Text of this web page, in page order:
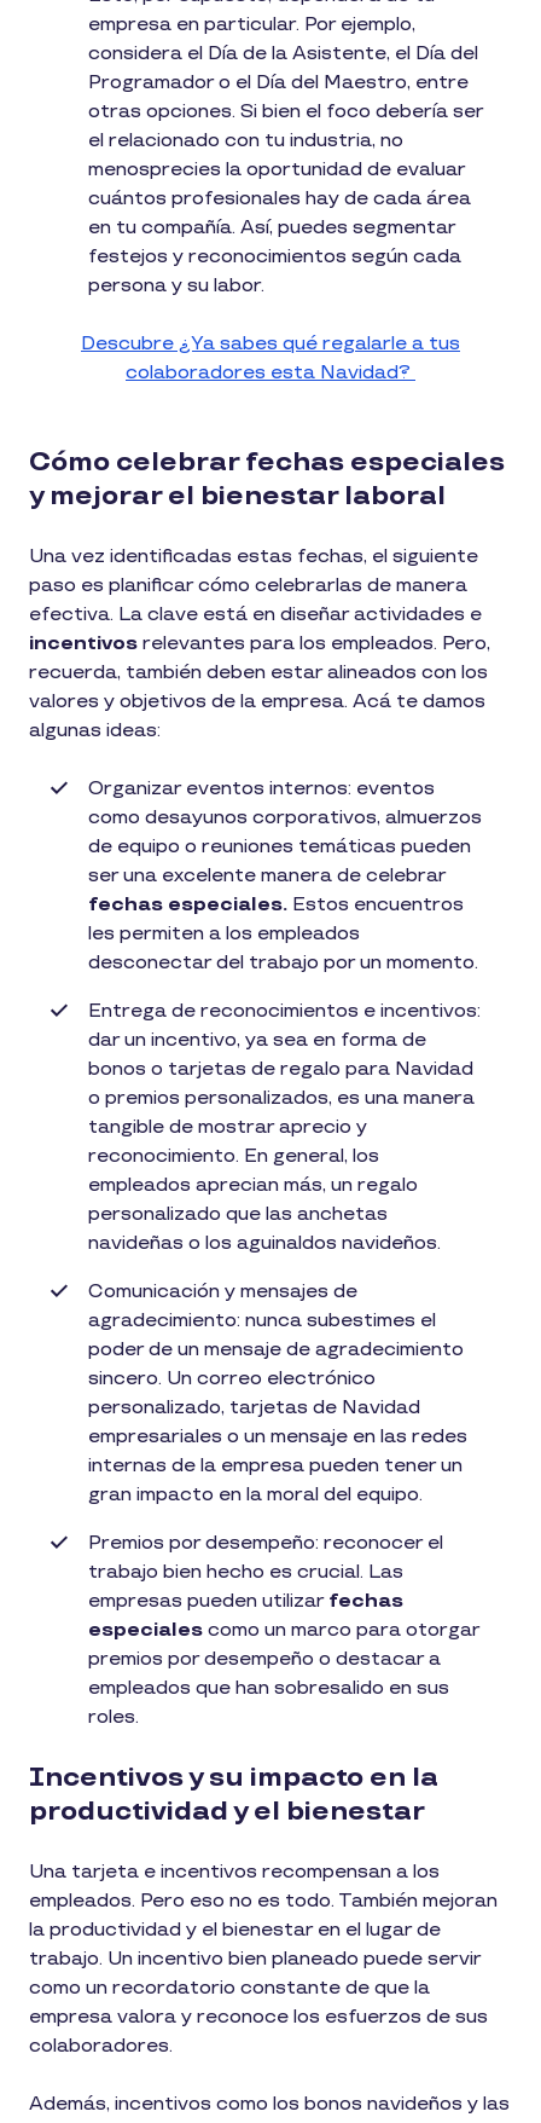
empresa en particular. Por ejemplo,
considera el Día de la Asistente, el Día del
Programador o el Día del Maestro, entre
otras opciones. Si bien el foco debería ser
el relacionado con tu industria, no
menosprecies la oportunidad de evaluar
cuántos profesionales hay de cada área
en tu compañía. Así, puedes segmentar
festejos y reconocimientos según cada
persona y su labor.
Descubre ¿Ya sabes qué regalarle a tus
colaboradores esta Navidad?
Cómo celebrar fechas especiales
y mejorar el bienestar laboral
Una vez identificadas estas fechas, el siguiente
paso es planificar cómo celebrarlas de manera
efectiva. La clave está en diseñar actividades e
incentivos relevantes para los empleados. Pero,
recuerda, también deben estar alineados con los
valores y objetivos de la empresa. Acá te damos
algunas ideas:
Organizar eventos internos: eventos
como desayunos corporativos, almuerzos
de equipo o reuniones temáticas pueden
ser una excelente manera de celebrar
fechas especiales. Estos encuentros
les permiten a los empleados
desconectar del trabajo por un momento.
Entrega de reconocimientos e incentivos:
dar un incentivo, ya sea en forma de
bonos o tarjetas de regalo para Navidad
o premios personalizados, es una manera
tangible de mostrar aprecio y
reconocimiento. En general, los
empleados aprecian más, un regalo
personalizado que las anchetas
navideñas o los aguinaldos navideños.
Comunicación y mensajes de
agradecimiento: nunca subestimes el
poder de un mensaje de agradecimiento
sincero. Un correo electrónico
personalizado, tarjetas de Navidad
empresariales o un mensaje en las redes
internas de la empresa pueden tener un
gran impacto en la moral del equipo.
Premios por desempeño: reconocer el
trabajo bien hecho es crucial. Las
empresas pueden utilizar fechas
especiales como un marco para otorgar
premios por desempeño o destacar a
empleados que han sobresalido en sus
roles.
Incentivos y su impacto en la
productividad y el bienestar
Una tarjeta e incentivos recompensan a los
empleados. Pero eso no es todo. También mejoran
la productividad y el bienestar en el lugar de
trabajo. Un incentivo bien planeado puede servir
como un recordatorio constante de que la
empresa valora y reconoce los esfuerzos de sus
colaboradores.
Además, incentivos como los bonos navideños y las